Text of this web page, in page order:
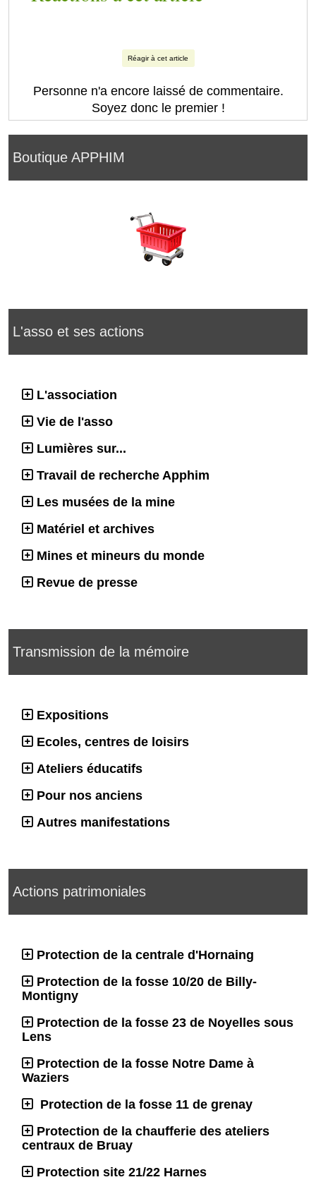
Boutique APPHIM
L'asso et ses actions
L'association
Vie de l'asso
Lumières sur...
Travail de recherche Apphim
Les musées de la mine
Matériel et archives
Mines et mineurs du monde
Revue de presse
Transmission de la mémoire
Expositions
Ecoles, centres de loisirs
Ateliers éducatifs
Pour nos anciens
Autres manifestations
Actions patrimoniales
Protection de la centrale d'Hornaing
Protection de la fosse 10/20 de Billy-
Montigny
Protection de la fosse 23 de Noyelles sous
Lens
Protection de la fosse Notre Dame à
Waziers
Protection de la fosse 11 de grenay
Protection de la chaufferie des ateliers
centraux de Bruay
Protection site 21/22 Harnes
Réagir à cet article
Personne n'a encore laissé de commentaire.
Soyez donc le premier !